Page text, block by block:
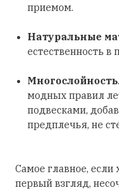
приемом.
Натуральные
естественность в
Многослойность
модных правил
подвесками,
предплечья, не
Самое главное, если
первый взгляд,